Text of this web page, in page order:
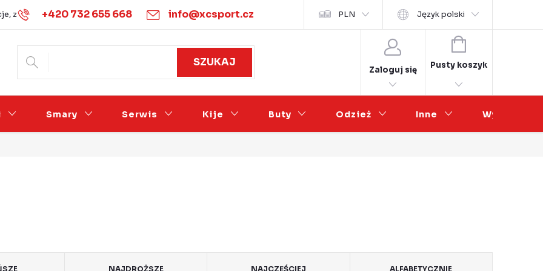
+420 732 655 668 info@xcsport.cz
zwroty i wymiany Warunki handlowe Podmínky ochrany osobních údajů Współpraca hurtowa
PLN Język polski
SZUKAJ
Zaloguj się
KOSZYK
Pusty koszyk
Smary Serwis Kije Buty Odzież Inne Wyprzedaż
NAJDROŻSZE NAJCZĘŚCIEJ ALFABETYCZNIE